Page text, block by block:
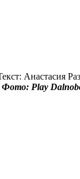
Анастасия
Фото: Play